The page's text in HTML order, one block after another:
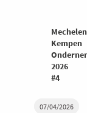
07/04/2026
Kempen
2026
#4